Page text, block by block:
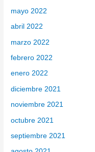
mayo 2022
abril 2022
marzo 2022
febrero 2022
enero 2022
diciembre 2021
noviembre 2021
octubre 2021
septiembre 2021